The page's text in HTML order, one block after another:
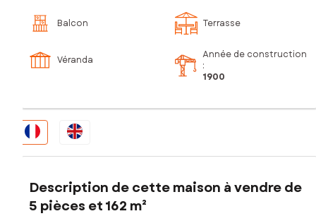
Balcon Terrasse
Véranda
Année de construction
:
1900
Description de cette maison à vendre de
5 pièces et 162 m²